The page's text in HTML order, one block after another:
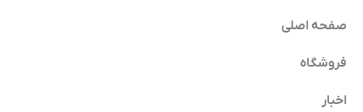
صفحه اصلی
فروشگاه
اخبار